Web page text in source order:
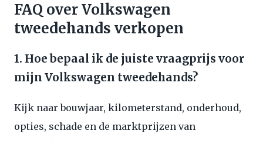
FAQ over Volkswagen
tweedehands verkopen
1. Hoe bepaal ik de juiste vraagprijs voor
mijn Volkswagen tweedehands?
Kijk naar bouwjaar, kilometerstand, onderhoud,
opties, schade en de marktprijzen van